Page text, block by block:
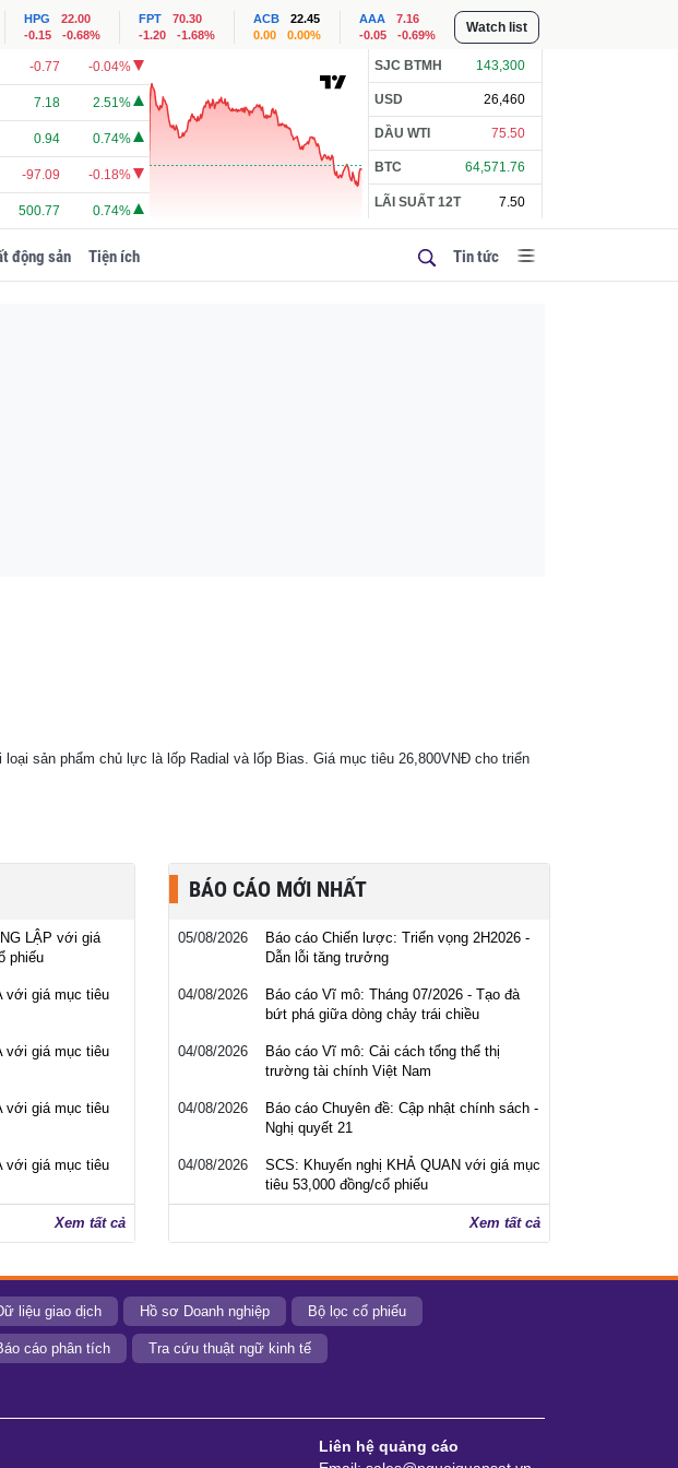
HPG
22.00
-0.15
-0.68%
FPT
70.30
-1.20
-1.68%
ACB
22.45
0.00
0.00%
AAA
7.16
-0.05
-0.69% Watch list
-0.77 -0.04%
7.18 2.51%
0.94 0.74%
-97.09 -0.18%
500.77 0.74%
SJC BTMH 143,300
USD 26,460
DẦU WTI 75.50
BTC 64,571.76
LÃI SUẤT 12T 7.50
động sản Tiện ích Tin tức
sản phẩm chủ lực là lốp Radial và lốp Bias. Giá mục tiêu 26,800VNĐ cho triển
LẬP với giá
phiếu
với giá mục tiêu
với giá mục tiêu
với giá mục tiêu
với giá mục tiêu
Xem tất cả
BÁO CÁO MỚI NHẤT
05/08/2026
Báo cáo Chiến lược: Triển vọng 2H2026 -
Dẫn lỗi tăng trưởng
04/08/2026
Báo cáo Vĩ mô: Tháng 07/2026 - Tạo đà
bứt phá giữa dòng chảy trái chiều
04/08/2026
Báo cáo Vĩ mô: Cải cách tổng thể thị
trường tài chính Việt Nam
04/08/2026
Báo cáo Chuyên đề: Cập nhật chính sách -
Nghị quyết 21
04/08/2026
SCS: Khuyến nghị KHẢ QUAN với giá mục
tiêu 53,000 đồng/cổ phiếu
Xem tất cả
liệu giao dịch Hồ sơ Doanh nghiệp Bộ lọc cổ phiếu
cáo phân tích Tra cứu thuật ngữ kinh tế
Liên hệ quảng cáo